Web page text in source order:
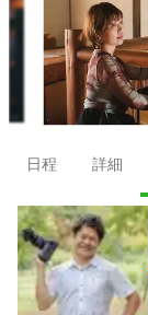
日程 詳細